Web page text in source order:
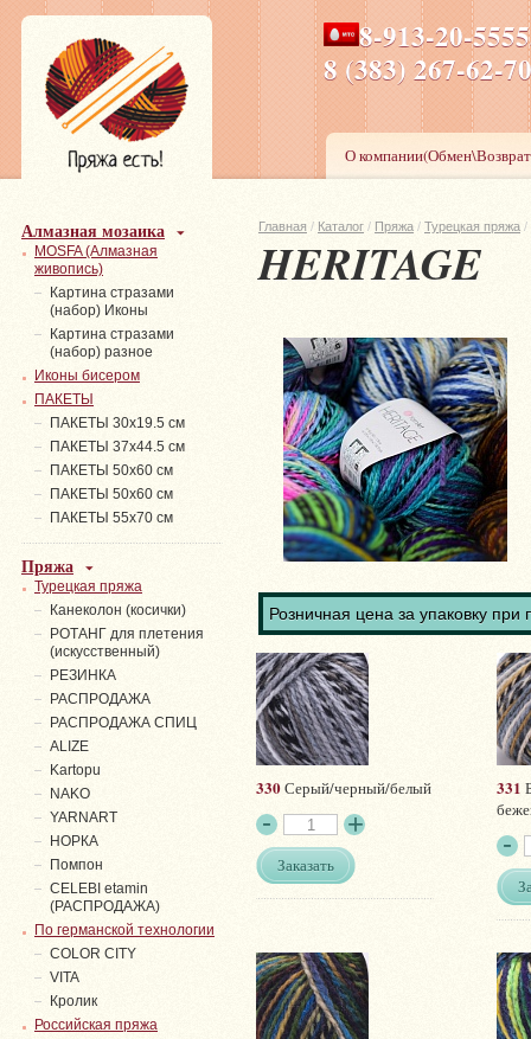
8-913-20-
8 (383) 267-
ПН-ПТ 8-17,СБ-ВС 9-
О
Главная / Каталог / Пряжа / Турецкая пряжа /
HERITAGE
Розничная цена за упаковку при
330Серый/черный/белый
Заказать
331
Алмазная мозаика
MOSFA (Алмазная
живопись)
Картина стразами
(набор) Иконы
Картина стразами
(набор) разное
Иконы бисером
ПАКЕТЫ
ПАКЕТЫ 30х19.5 см
ПАКЕТЫ 37х44.5 см
ПАКЕТЫ 50х60 см
ПАКЕТЫ 50х60 см
ПАКЕТЫ 55х70 см
Пряжа
Турецкая пряжа
Канеколон (косички)
РОТАНГ для плетения
(искусственный)
PЕЗИНКА
РАСПРОДАЖА
РАСПРОДАЖА СПИЦ
ALIZE
Kartopu
NAKO
YARNART
НОРКА
Помпон
СELEBI etamin
(РАСПРОДАЖА)
По германской технологии
COLOR CITY
VITA
Кролик
Российская пряжа